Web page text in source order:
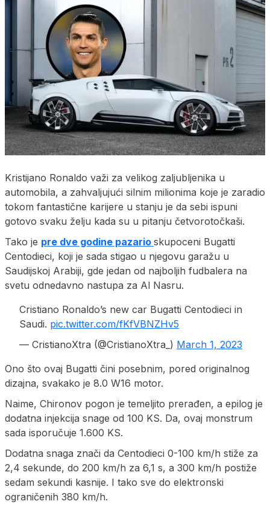
Kristijano Ronaldo važi za velikog zaljubljenika u
automobila, a zahvaljujući silnim milionima koje je zaradio
tokom fantastične karijere u stanju je da sebi ispuni
gotovo svaku želju kada su u pitanju četvorotočkaši.
Tako je pre dve godine pazario skupoceni Bugatti
Centodieci, koji je sada stigao u njegovu garažu u
Saudijskoj Arabiji, gde jedan od najboljih fudbalera na
svetu odnedavno nastupa za Al Nasru.
Cristiano Ronaldo’s new car Bugatti Centodieci in
Saudi. pic.twitter.com/fKfVBNZHv5
— CristianoXtra (@CristianoXtra_) March 1, 2023
Ono što ovaj Bugatti čini posebnim, pored originalnog
dizajna, svakako je 8.0 W16 motor.
Naime, Chironov pogon je temeljito prerađen, a epilog je
dodatna injekcija snage od 100 KS. Da, ovaj monstrum
sada isporučuje 1.600 KS.
Dodatna snaga znači da Centodieci 0-100 km/h stiže za
2,4 sekunde, do 200 km/h za 6,1 s, a 300 km/h postiže
sedam sekundi kasnije. I tako sve do elektronski
ograničenih 380 km/h.